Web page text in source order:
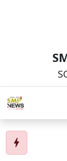
bolt